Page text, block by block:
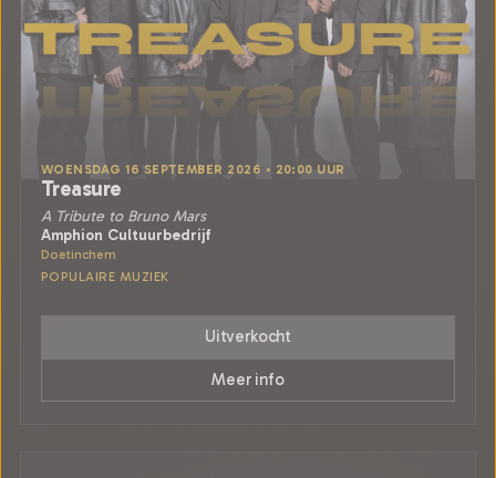
WOENSDAG 16 SEPTEMBER 2026 • 20:00 UUR
Treasure
A Tribute to Bruno Mars
Amphion Cultuurbedrijf
Doetinchem
POPULAIRE MUZIEK
Uitverkocht
Meer info